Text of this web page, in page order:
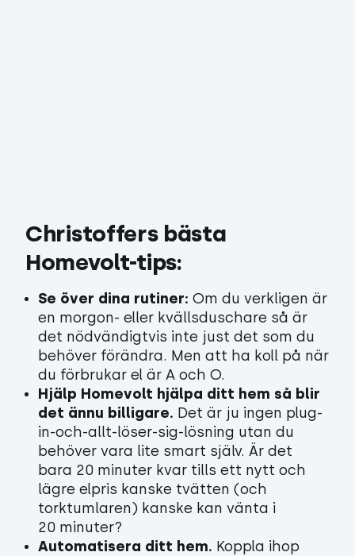
Christoffers bästa
Homevolt-tips:
Se över dina rutiner: Om du verkligen är
en morgon- eller kvällsduschare så är
det nödvändigtvis inte just det som du
behöver förändra. Men att ha koll på när
du förbrukar el är A och O.
Hjälp Homevolt hjälpa ditt hem så blir
det ännu billigare. Det är ju ingen plug-
in-och-allt-löser-sig-lösning utan du
behöver vara lite smart själv. Är det
bara 20 minuter kvar tills ett nytt och
lägre elpris kanske tvätten (och
torktumlaren) kanske kan vänta i
20 minuter?
Automatisera ditt hem. Koppla ihop